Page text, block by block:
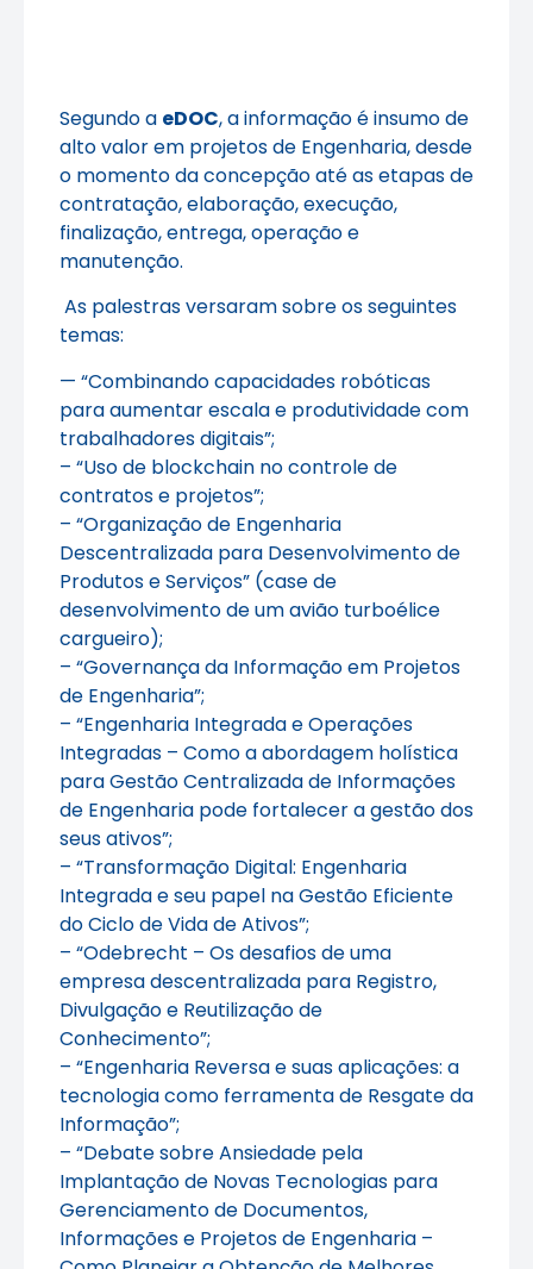
Segundo a eDOC, a informação é insumo de
alto valor em projetos de Engenharia, desde
o momento da concepção até as etapas de
contratação, elaboração, execução,
finalização, entrega, operação e
manutenção.
As palestras versaram sobre os seguintes
temas:
— “Combinando capacidades robóticas
para aumentar escala e produtividade com
trabalhadores digitais”;
– “Uso de blockchain no controle de
contratos e projetos”;
– “Organização de Engenharia
Descentralizada para Desenvolvimento de
Produtos e Serviços” (case de
desenvolvimento de um avião turboélice
cargueiro);
– “Governança da Informação em Projetos
de Engenharia”;
– “Engenharia Integrada e Operações
Integradas – Como a abordagem holística
para Gestão Centralizada de Informações
de Engenharia pode fortalecer a gestão dos
seus ativos”;
– “Transformação Digital: Engenharia
Integrada e seu papel na Gestão Eficiente
do Ciclo de Vida de Ativos”;
– “Odebrecht – Os desafios de uma
empresa descentralizada para Registro,
Divulgação e Reutilização de
Conhecimento”;
– “Engenharia Reversa e suas aplicações: a
tecnologia como ferramenta de Resgate da
Informação”;
– “Debate sobre Ansiedade pela
Implantação de Novas Tecnologias para
Gerenciamento de Documentos,
Informações e Projetos de Engenharia –